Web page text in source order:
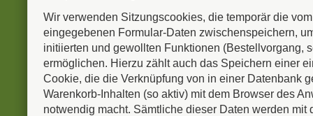
Wir verwenden Sitzungscookies, die temporär die
eingegebenen Formular-Daten zwischenspeichern,
initiierten und gewollten Funktionen (Bestellvorgang,
ermöglichen. Hierzu zählt auch das Speichern einer
Cookie, die die Verknüpfung von in einer Datenbank
Warenkorb-Inhalten (so aktiv) mit dem Browser des
notwendig macht. Sämtliche dieser Daten werden mit